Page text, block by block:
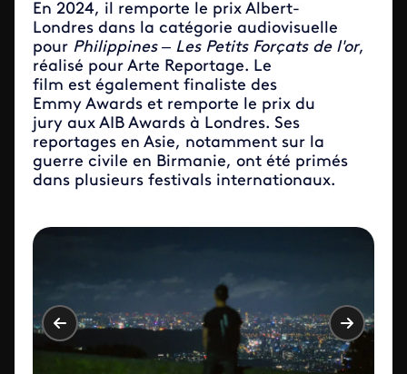
En 2024, il remporte le prix Albert-
Londres dans la catégorie audiovisuelle
pour Philippines – Les Petits Forçats de l'or,
réalisé pour Arte Reportage. Le
film est également finaliste des
Emmy Awards et remporte le prix du
jury aux AIB Awards à Londres. Ses
reportages en Asie, notamment sur la
guerre civile en Birmanie, ont été primés
dans plusieurs festivals internationaux.